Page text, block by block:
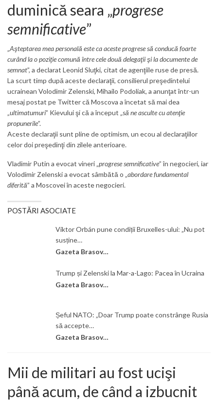
duminică seara „progrese
semnificative”
„Aşteptarea mea personală este ca aceste progrese să conducă foarte
curând la o poziţie comună între cele două delegaţii şi la documente de
semnat”, a declarat Leonid Sluţki, citat de agenţiile ruse de presă.
La scurt timp după aceste declaraţii, consilierul preşedintelui
ucrainean Volodimir Zelenski, Mihailo Podoliak, a anunţat într-un
mesaj postat pe Twitter că Moscova a încetat să mai dea
„ultimatumuri” Kievului şi că a început „să ne asculte cu atenţie
propunerile”.
Aceste declaraţii sunt pline de optimism, un ecou al declaraţiilor
celor doi preşedinţi din zilele anterioare.
Vladimir Putin a evocat vineri „progrese semnificative” în negocieri, iar
Volodimir Zelenski a evocat sâmbătă o „abordare fundamental
diferită” a Moscovei în aceste negocieri.
POSTĂRI ASOCIATE
Viktor Orbán pune condiții Bruxelles-ului: „Nu pot
susține…
Gazeta Brasovului
Trump și Zelenski la Mar-a-Lago: Pacea în Ucraina
Gazeta Brasovului
Șeful NATO: „Doar Trump poate constrânge Rusia
să accepte…
Gazeta Brasovului
Mii de militari au fost ucişi
până acum, de când a izbucnit